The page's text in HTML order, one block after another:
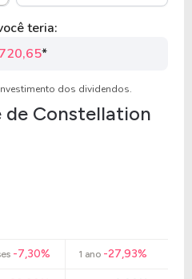
teria:
*
dos dividendos.
de Constellation
-7,30% 1 ano-27,93%